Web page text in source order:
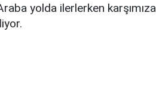
yolda ilerlerken karşımıza